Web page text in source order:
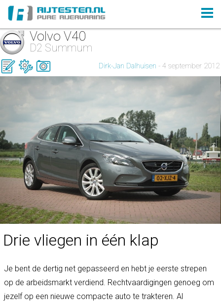
Volvo V40
D2 Summum
Dirk-Jan Dalhuisen - 4 september 2012
Drie vliegen in één klap
Je bent de dertig net gepasseerd en hebt je eerste strepen
op de arbeidsmarkt verdiend. Rechtvaardigingen genoeg om
jezelf op een nieuwe compacte auto te trakteren. Al